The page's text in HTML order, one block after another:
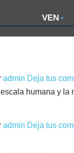
VEN
admin Deja tus
humana y la
admin Deja tus